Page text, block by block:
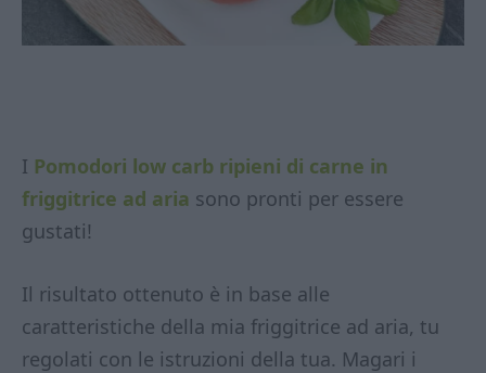
I Pomodori low carb ripieni di carne in
friggitrice ad aria sono pronti per essere
gustati!
Il risultato ottenuto è in base alle
caratteristiche della mia friggitrice ad aria, tu
regolati con le istruzioni della tua. Magari i